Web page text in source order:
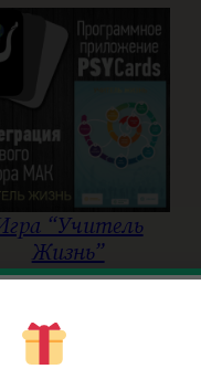
“Учитель
Жизнь”
В корзину Акция!